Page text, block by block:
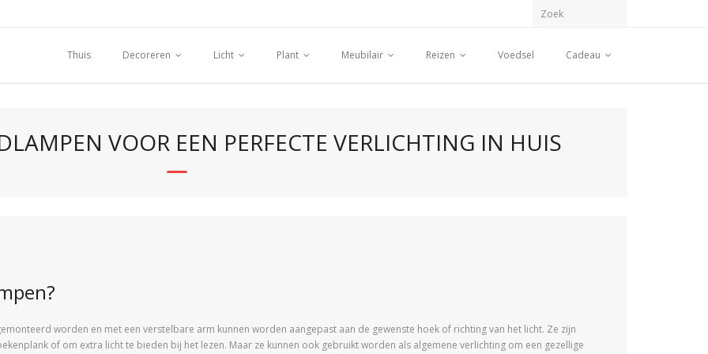
Thuis
Decoreren Licht Plant Meubilair Reizen Voedsel Cadeau
VOOR EEN PERFECTE VERLICHTING IN HUIS
worden en met een verstelbare arm kunnen worden aangepast aan de gewenste hoek of richting van het licht. Ze zijn
of om extra licht te bieden bij het lezen. Maar ze kunnen ook gebruikt worden als algemene verlichting om een gezellige